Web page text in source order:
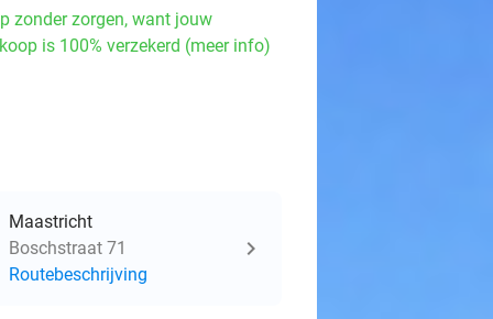
zonder zorgen, want jouw
is 100% verzekerd (meer info)
Maastricht
Boschstraat 71
Routebeschrijving